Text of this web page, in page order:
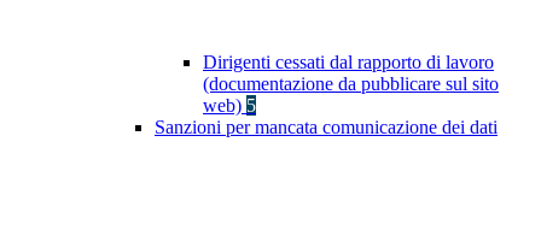
Dirigenti cessati dal rapporto di lavoro
(documentazione da pubblicare sul sito
web) 5
Sanzioni per mancata comunicazione dei dati